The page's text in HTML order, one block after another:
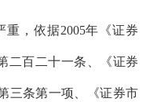
，依据2005年《证券
二百二十一条、《证券
三条第一项、《证券市